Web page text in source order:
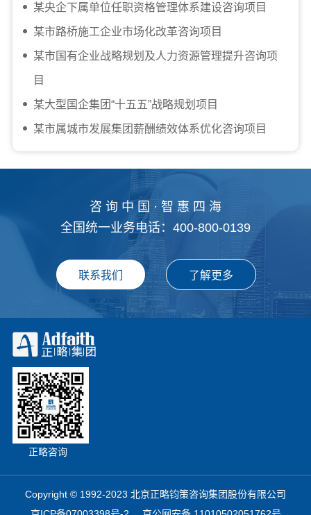
某央企下属单位任职资格管理体系建设咨询项目
某市路桥施工企业市场化改革咨询项目
某市国有企业战略规划及人力资源管理提升咨询项
目
某大型国企集团“十五五”战略规划项目
某市属城市发展集团薪酬绩效体系优化咨询项目
咨 询 中 国 · 智 惠 四 海
全国统一业务电话：400-800-0139
正略咨询
Copyright © 1992-2023 北京正略钧策咨询集团股份有限公司